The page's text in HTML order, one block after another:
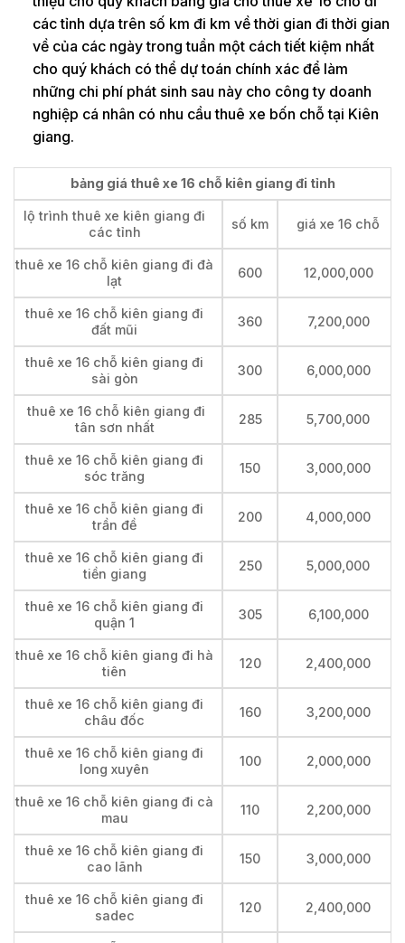
các tỉnh dựa trên số km đi km về thời gian đi thời gian
về của các ngày trong tuần một cách tiết kiệm nhất
cho quý khách có thể dự toán chính xác để làm
những chi phí phát sinh sau này cho công ty doanh
nghiệp cá nhân có nhu cầu thuê xe bốn chỗ tại Kiên
giang.
bảng giá thuê xe 16 chỗ kiên giang đi tỉnh
lộ trình thuê xe kiên giang đi
các tỉnh
số km giá xe 16 chỗ
thuê xe 16 chỗ kiên giang đi đà
lạt
600 12,000,000
thuê xe 16 chỗ kiên giang đi
đất mũi
360 7,200,000
thuê xe 16 chỗ kiên giang đi
sài gòn
300 6,000,000
thuê xe 16 chỗ kiên giang đi
tân sơn nhất
285 5,700,000
thuê xe 16 chỗ kiên giang đi
sóc trăng
150 3,000,000
thuê xe 16 chỗ kiên giang đi
trần đề
200 4,000,000
thuê xe 16 chỗ kiên giang đi
tiền giang
250 5,000,000
thuê xe 16 chỗ kiên giang đi
quận 1
305 6,100,000
thuê xe 16 chỗ kiên giang đi hà
tiên
120 2,400,000
thuê xe 16 chỗ kiên giang đi
châu đốc
160 3,200,000
thuê xe 16 chỗ kiên giang đi
long xuyên
100 2,000,000
thuê xe 16 chỗ kiên giang đi cà
mau
110 2,200,000
thuê xe 16 chỗ kiên giang đi
cao lãnh
150 3,000,000
thuê xe 16 chỗ kiên giang đi
sadec
120 2,400,000